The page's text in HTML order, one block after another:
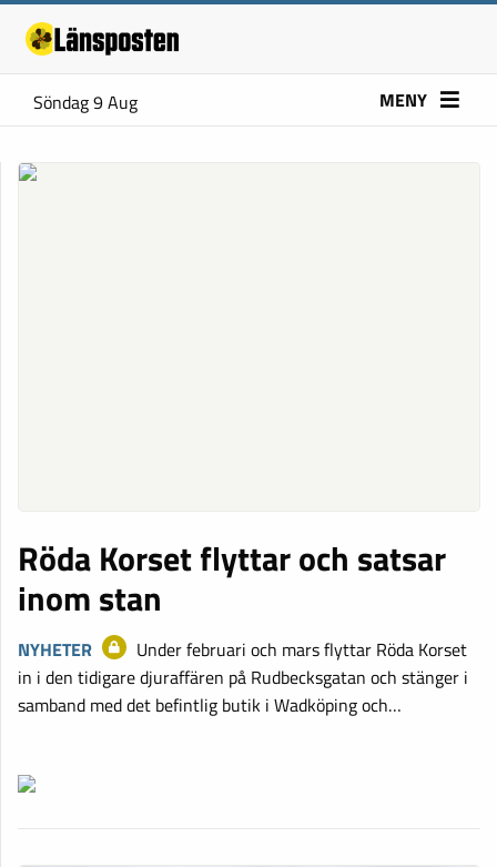
Söndag 9 Aug MENY
Röda Korset flyttar och satsar
inom stan
NYHETER
Under februari och mars flyttar Röda Korset
in i den tidigare djuraffären på Rudbecksgatan och stänger i
samband med det befintlig butik i Wadköping och…